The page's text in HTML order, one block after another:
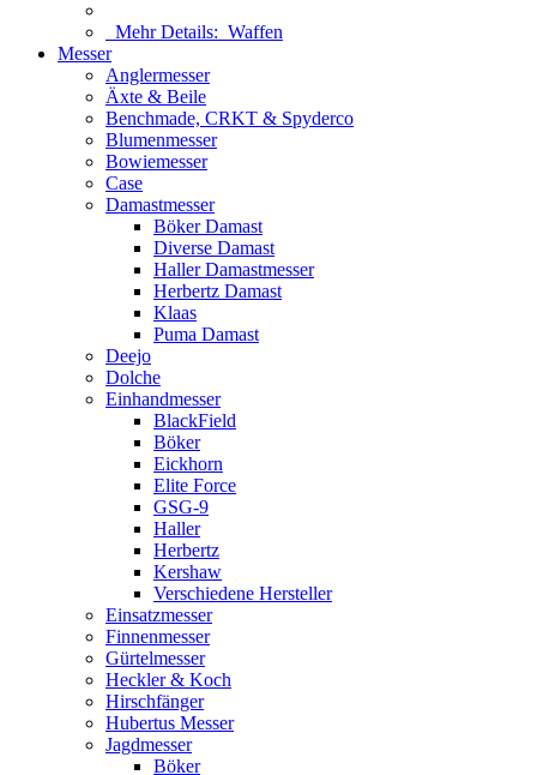
Mehr Details: Waffen
Messer
Anglermesser
Äxte & Beile
Benchmade, CRKT & Spyderco
Blumenmesser
Bowiemesser
Case
Damastmesser
Böker Damast
Diverse Damast
Haller Damastmesser
Herbertz Damast
Klaas
Puma Damast
Deejo
Dolche
Einhandmesser
BlackField
Böker
Eickhorn
Elite Force
GSG-9
Haller
Herbertz
Kershaw
Verschiedene Hersteller
Einsatzmesser
Finnenmesser
Gürtelmesser
Heckler & Koch
Hirschfänger
Hubertus Messer
Jagdmesser
Böker